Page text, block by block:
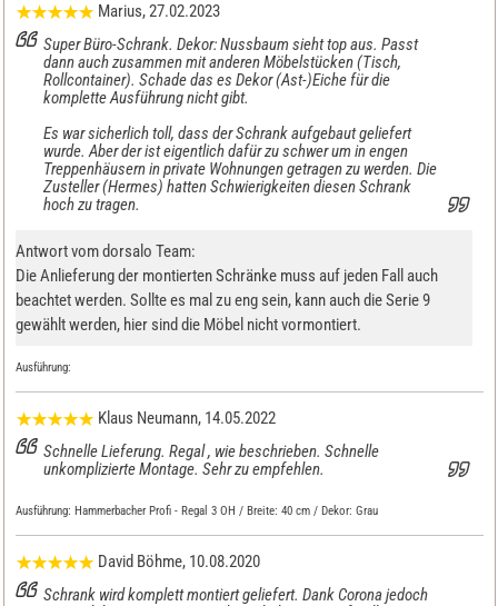
Marius, 27.02.2023
Super Büro-Schrank. Dekor: Nussbaum sieht top aus. Passt
dann auch zusammen mit anderen Möbelstücken (Tisch,
Rollcontainer). Schade das es Dekor (Ast-)Eiche für die
komplette Ausführung nicht gibt.
Es war sicherlich toll, dass der Schrank aufgebaut geliefert
wurde. Aber der ist eigentlich dafür zu schwer um in engen
Treppenhäusern in private Wohnungen getragen zu werden. Die
Zusteller (Hermes) hatten Schwierigkeiten diesen Schrank
hoch zu tragen.
Antwort vom dorsalo Team:
Die Anlieferung der montierten Schränke muss auf jeden Fall auch
beachtet werden. Sollte es mal zu eng sein, kann auch die Serie 9
gewählt werden, hier sind die Möbel nicht vormontiert.
Ausführung:
Klaus Neumann, 14.05.2022
Schnelle Lieferung. Regal , wie beschrieben. Schnelle
unkomplizierte Montage. Sehr zu empfehlen.
Ausführung: Hammerbacher Profi - Regal 3 OH / Breite: 40 cm / Dekor: Grau
David Böhme, 10.08.2020
Schrank wird komplett montiert geliefert. Dank Corona jedoch